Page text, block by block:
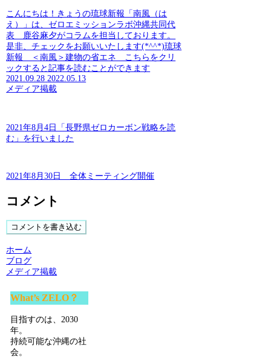
こんにちは！きょうの琉球新報「南風（は
え）」は、ゼロエミッションラボ沖縄共同代
表 鹿谷麻夕がコラムを担当しております。
是非、チェックをお願いいたします(*^^*)琉球
新報 ＜南風＞建物の省エネ こちらをクリ
ックすると記事を読むことができます
2021.09.28 2022.05.13
メディア掲載
2021年8月4日「長野県ゼロカーボン戦略を読
む」を行いました
2021年8月30日 全体ミーティング開催
コメント
コメントを書き込む
ホーム
ブログ
メディア掲載
What’s ZELO？
目指すのは、2030
年。
持続可能な沖縄の社
会。